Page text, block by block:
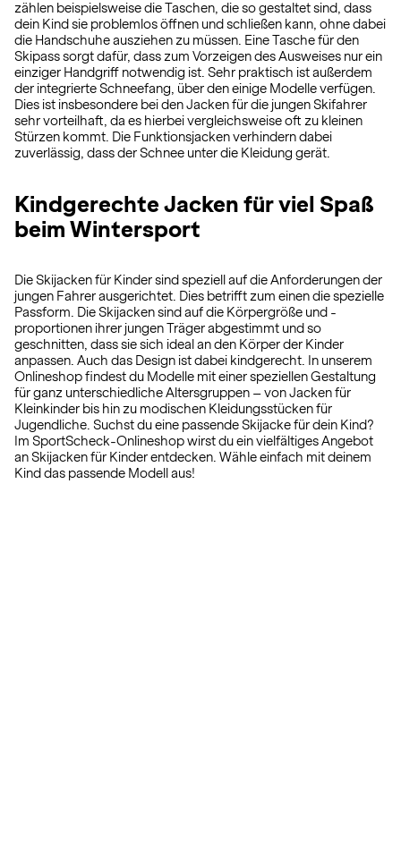
zählen beispielsweise die Taschen, die so gestaltet sind, dass
dein Kind sie problemlos öffnen und schließen kann, ohne dabei
die Handschuhe ausziehen zu müssen. Eine Tasche für den
Skipass sorgt dafür, dass zum Vorzeigen des Ausweises nur ein
einziger Handgriff notwendig ist. Sehr praktisch ist außerdem
der integrierte Schneefang, über den einige Modelle verfügen.
Dies ist insbesondere bei den Jacken für die jungen Skifahrer
sehr vorteilhaft, da es hierbei vergleichsweise oft zu kleinen
Stürzen kommt. Die Funktionsjacken verhindern dabei
zuverlässig, dass der Schnee unter die Kleidung gerät.
Kindgerechte Jacken für viel Spaß
beim Wintersport
Die Skijacken für Kinder sind speziell auf die Anforderungen der
jungen Fahrer ausgerichtet. Dies betrifft zum einen die spezielle
Passform. Die Skijacken sind auf die Körpergröße und -
proportionen ihrer jungen Träger abgestimmt und so
geschnitten, dass sie sich ideal an den Körper der Kinder
anpassen. Auch das Design ist dabei kindgerecht. In unserem
Onlineshop findest du Modelle mit einer speziellen Gestaltung
für ganz unterschiedliche Altersgruppen – von Jacken für
Kleinkinder bis hin zu modischen Kleidungsstücken für
Jugendliche. Suchst du eine passende Skijacke für dein Kind?
Im SportScheck-Onlineshop wirst du ein vielfältiges Angebot
an Skijacken für Kinder entdecken. Wähle einfach mit deinem
Kind das passende Modell aus!